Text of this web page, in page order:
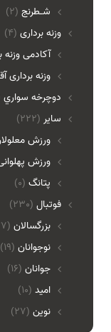
شـطرنج (2)
(4) وزنه برداری
آکادمی وزنه
وزنه برداری
دوچرخه سواري
(222) ساير
ورزش
ورزش
پتانگ (0)
(230) فوتبال
بزرگسالان (137)
نوجوانان (19)
جوانان (16)
امید (10)
نوین (27)